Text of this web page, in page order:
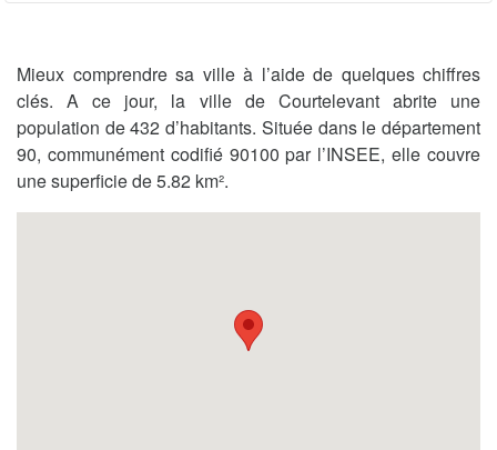
Mieux comprendre sa ville à l’aide de quelques chiffres
clés. A ce jour, la ville de Courtelevant abrite une
population de 432 d’habitants. Située dans le département
90, communément codifié 90100 par l’INSEE, elle couvre
une superficie de 5.82 km².